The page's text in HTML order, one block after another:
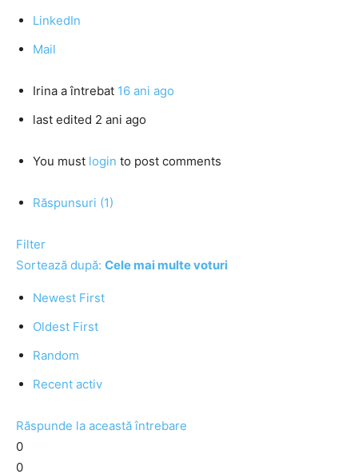
LinkedIn
Mail
Irina a întrebat 16 ani ago
last edited 2 ani ago
You must login to post comments
Răspunsuri (1)
Filter
Sortează după: Cele mai multe voturi
Newest First
Oldest First
Random
Recent activ
Răspunde la această întrebare
0
0